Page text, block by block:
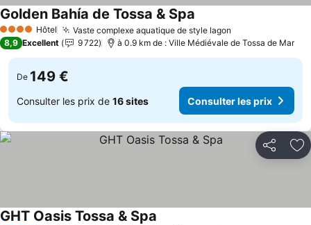
4 Étoiles Hôtel Vaste complexe aquatique de style lagon
Golden Bahía de Tossa & Spa
8,9 Excellent 9 722 à 0.9 km de : Ville Médiévale de Tossa de Mar
De 149 €
Consulter les prix de 16 sites Consulter les prix
Partager
GHT Oasis Tossa & Spa